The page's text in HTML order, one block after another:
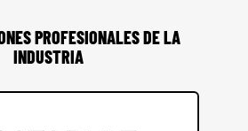
PROFESIONALES DE LA
INDUSTRIA